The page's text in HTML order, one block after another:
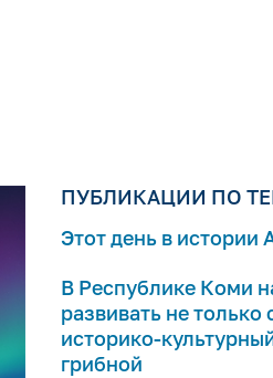
ПУБЛИКАЦИИ ПО
Этот день в истории
В Республике Коми
развивать не
историко-
грибной